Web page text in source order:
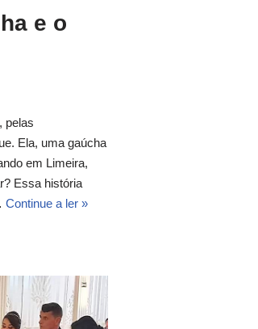
e o
pelas
Ela, uma gaúcha
em Limeira,
Essa história
Continue a ler »